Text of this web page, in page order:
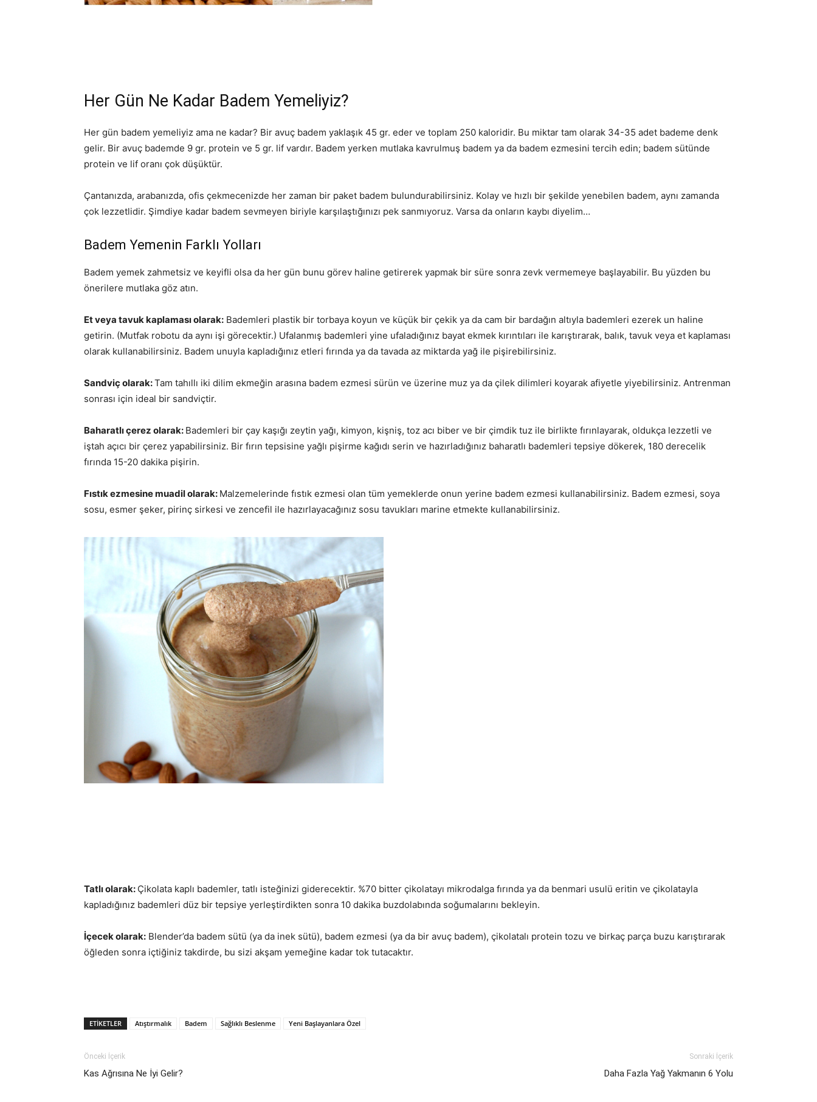
Her Gün Ne Kadar Badem Yemeliyiz?
Her gün badem yemeliyiz ama ne kadar? Bir avuç badem yaklaşık 45 gr. eder ve toplam 250 kaloridir. Bu miktar tam olarak 34-35 adet bademe denk
gelir. Bir avuç bademde 9 gr. protein ve 5 gr. lif vardır. Badem yerken mutlaka kavrulmuş badem ya da badem ezmesini tercih edin; badem sütünde
protein ve lif oranı çok düşüktür.
Çantanızda, arabanızda, ofis çekmecenizde her zaman bir paket badem bulundurabilirsiniz. Kolay ve hızlı bir şekilde yenebilen badem, aynı zamanda
çok lezzetlidir. Şimdiye kadar badem sevmeyen biriyle karşılaştığınızı pek sanmıyoruz. Varsa da onların kaybı diyelim…
Badem Yemenin Farklı Yolları
Badem yemek zahmetsiz ve keyifli olsa da her gün bunu görev haline getirerek yapmak bir süre sonra zevk vermemeye başlayabilir. Bu yüzden bu
önerilere mutlaka göz atın.
Et veya tavuk kaplaması olarak: Bademleri plastik bir torbaya koyun ve küçük bir çekik ya da cam bir bardağın altıyla bademleri ezerek un haline
getirin. (Mutfak robotu da aynı işi görecektir.) Ufalanmış bademleri yine ufaladığınız bayat ekmek kırıntıları ile karıştırarak, balık, tavuk veya et kaplaması
olarak kullanabilirsiniz. Badem unuyla kapladığınız etleri fırında ya da tavada az miktarda yağ ile pişirebilirsiniz.
Sandviç olarak:Tam tahıllı iki dilim ekmeğin arasına badem ezmesi sürün ve üzerine muz ya da çilek dilimleri koyarak afiyetle yiyebilirsiniz. Antrenman
sonrası için ideal bir sandviçtir.
Baharatlı çerez olarak: Bademleri bir çay kaşığı zeytin yağı, kimyon, kişniş, toz acı biber ve bir çimdik tuz ile birlikte fırınlayarak, oldukça lezzetli ve
iştah açıcı bir çerez yapabilirsiniz. Bir fırın tepsisine yağlı pişirme kağıdı serin ve hazırladığınız baharatlı bademleri tepsiye dökerek, 180 derecelik
fırında 15-20 dakika pişirin.
Fıstık ezmesine muadil olarak: Malzemelerinde fıstık ezmesi olan tüm yemeklerde onun yerine badem ezmesi kullanabilirsiniz. Badem ezmesi, soya
sosu, esmer şeker, pirinç sirkesi ve zencefil ile hazırlayacağınız sosu tavukları marine etmekte kullanabilirsiniz.
Tatlı olarak: Çikolata kaplı bademler, tatlı isteğinizi giderecektir. %70 bitter çikolatayı mikrodalga fırında ya da benmari usulü eritin ve çikolatayla
kapladığınız bademleri düz bir tepsiye yerleştirdikten sonra 10 dakika buzdolabında soğumalarını bekleyin.
İçecek olarak: Blender’da badem sütü (ya da inek sütü), badem ezmesi (ya da bir avuç badem), çikolatalı protein tozu ve birkaç parça buzu karıştırarak
öğleden sonra içtiğiniz takdirde, bu sizi akşam yemeğine kadar tok tutacaktır.
ETIKETLER Atıştırmalık Badem Sağlıklı Beslenme Yeni Başlayanlara Özel
Önceki İçerik
Kas Ağrısına Ne İyi Gelir?
Sonraki İçerik
Daha Fazla Yağ Yakmanın 6 Yolu